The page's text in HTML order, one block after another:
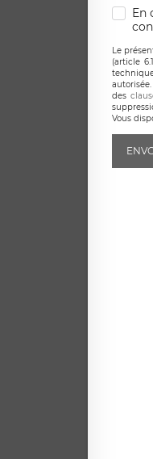
En
Le
(article
des
Vous